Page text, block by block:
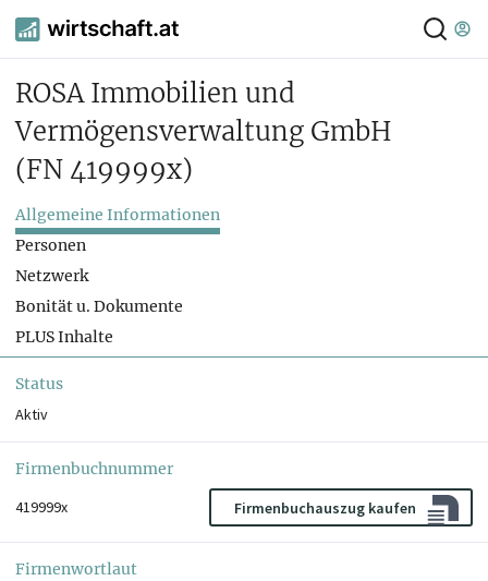
ROSA Immobilien und
Vermögensverwaltung GmbH
(FN 419999x)
Allgemeine Informationen
Personen
Netzwerk
Bonität u. Dokumente
PLUS Inhalte
Status
Aktiv
Firmenbuchnummer
419999x
Firmenbuchauszug kaufen
Firmenwortlaut